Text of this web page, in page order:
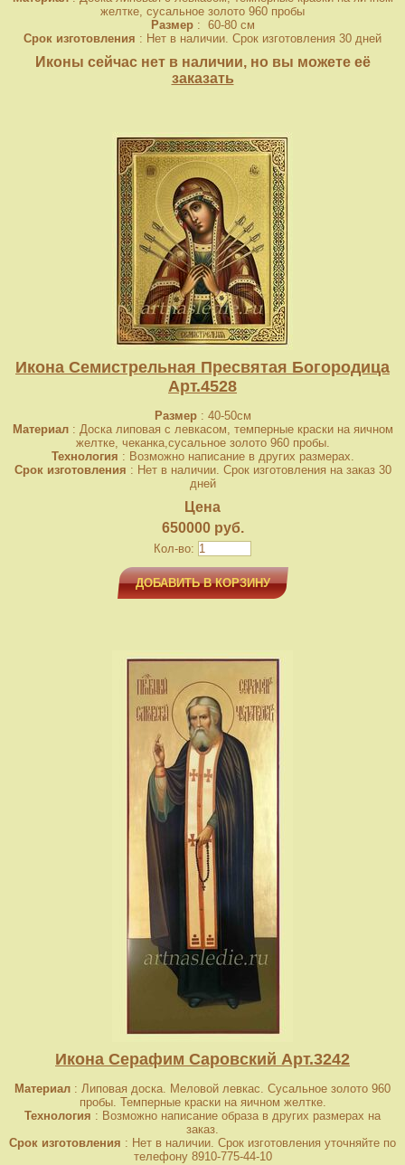
желтке, сусальное золото 960 пробы
Размер: 60-80 см
Срок изготовления : Нет в наличии. Срок изготовления 30 дней
Иконы сейчас нет в наличии, но вы можете её
заказать
Икона Семистрельная Пресвятая Богородица
Арт.4528
Размер: 40-50см
Материал: Доска липовая с левкасом, темперные краски на яичном
желтке, чеканка,сусальное золото 960 пробы.
Технология : Возможно написание в других размерах.
Срок изготовления : Нет в наличии. Срок изготовления на заказ 30
дней
Цена
650000 руб.
Кол-во:
ДОБАВИТЬ В КОРЗИНУ
Икона Серафим Саровский Арт.3242
Материал : Липовая доска. Меловой левкас. Сусальное золото 960
пробы. Темперные краски на яичном желтке.
Технология : Возможно написание образа в других размерах на
заказ.
Срок изготовления : Нет в наличии. Срок изготовления уточняйте по
телефону 8910-775-44-10